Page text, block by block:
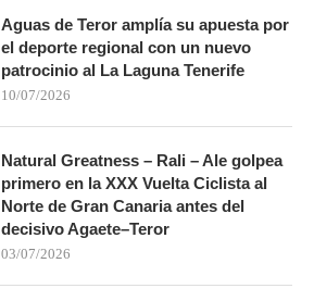
Aguas de Teror amplía su apuesta por
el deporte regional con un nuevo
patrocinio al La Laguna Tenerife
10/07/2026
Natural Greatness – Rali – Ale golpea
primero en la XXX Vuelta Ciclista al
Norte de Gran Canaria antes del
decisivo Agaete–Teror
03/07/2026